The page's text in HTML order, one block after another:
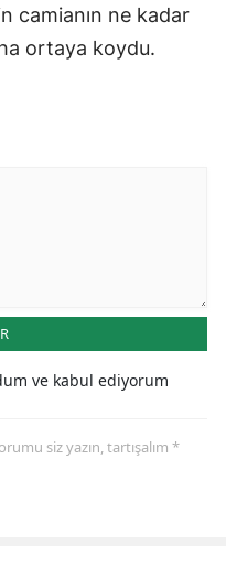
Ardahan
Iğdır
camianın ne kadar
ortaya koydu.
ve kabul ediyorum
siz yazın, tartışalım *